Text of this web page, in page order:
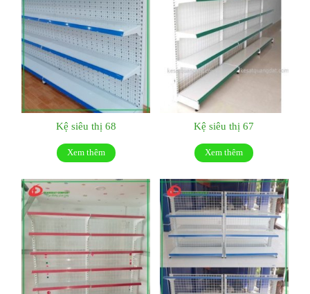
Kệ siêu thị 68
Xem thêm
Kệ siêu thị 67
Xem thêm